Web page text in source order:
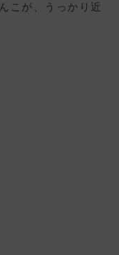
こが、うっかり近